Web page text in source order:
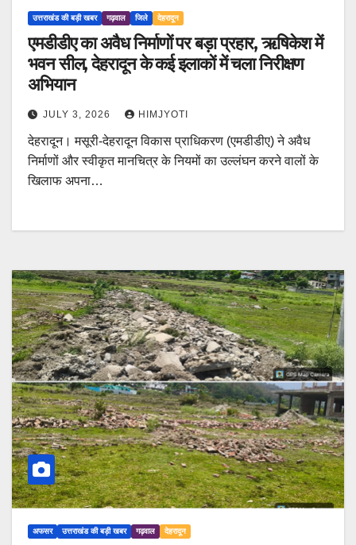
उत्तराखंड की बड़ी खबर गढ़वाल जिले देहरादून
एमडीडीए का अवैध निर्माणों पर बड़ा प्रहार, ऋषिकेश में
भवन सील, देहरादून के कई इलाकों में चला निरीक्षण
अभियान
JULY 3, 2026 HIMJYOTI
देहरादून। मसूरी-देहरादून विकास प्राधिकरण (एमडीडीए) ने अवैध
निर्माणों और स्वीकृत मानचित्र के नियमों का उल्लंघन करने वालों के
खिलाफ अपना…
अफसर उत्तराखंड की बड़ी खबर गढ़वाल देहरादून